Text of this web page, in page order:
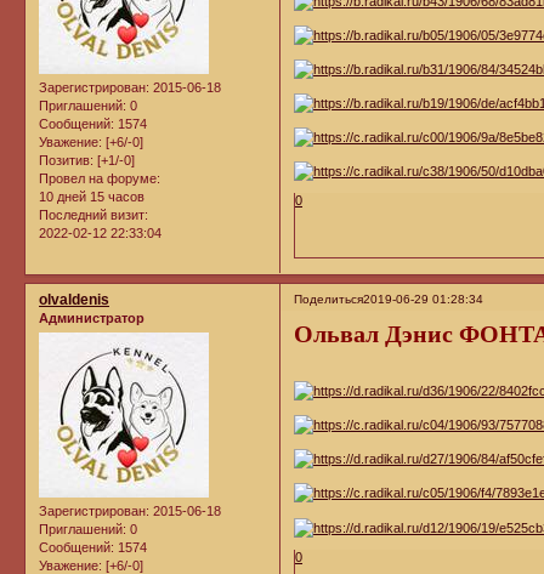
Зарегистрирован: 2015-06-18
Приглашений: 0
Сообщений: 1574
Уважение: [+6/-0]
Позитив: [+1/-0]
Провел на форуме:
10 дней 15 часов
Последний визит:
2022-02-12 22:33:04
0
Поделиться2019-06-29 01:28:34
olvaldenis
Администратор
Зарегистрирован: 2015-06-18
Приглашений: 0
Сообщений: 1574
Уважение: [+6/-0]
Ольвал Дэнис
0